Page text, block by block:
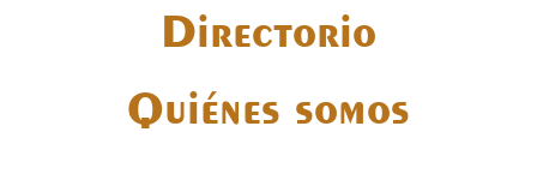
Directorio
Quiénes somos